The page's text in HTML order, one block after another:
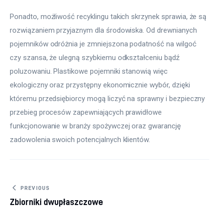
Ponadto, możliwość recyklingu takich skrzynek sprawia, że są
rozwiązaniem przyjaznym dla środowiska. Od drewnianych
pojemników odróżnia je zmniejszona podatność na wilgoć
czy szansa, że ulegną szybkiemu odkształceniu bądź
poluzowaniu. Plastikowe pojemniki stanowią więc
ekologiczny oraz przystępny ekonomicznie wybór, dzięki
któremu przedsiębiorcy mogą liczyć na sprawny i bezpieczny
przebieg procesów zapewniających prawidłowe
funkcjonowanie w branży spożywczej oraz gwarancję
zadowolenia swoich potencjalnych klientów.
Nawigacja wpisu
PREVIOUS
Zbiorniki dwupłaszczowe